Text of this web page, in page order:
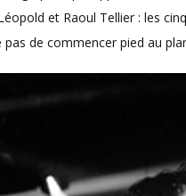
et Raoul Tellier : les
pas de commencer pied au